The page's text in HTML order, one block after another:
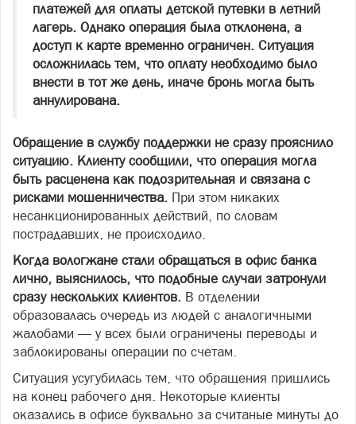
платежей для оплаты детской путевки в летний
лагерь. Однако операция была отклонена, а
доступ к карте временно ограничен. Ситуация
осложнилась тем, что оплату необходимо было
внести в тот же день, иначе бронь могла быть
аннулирована.
Обращение в службу поддержки не сразу прояснило
ситуацию. Клиенту сообщили, что операция могла
быть расценена как подозрительная и связана с
рисками мошенничества. При этом никаких
несанкционированных действий, по словам
пострадавших, не происходило.
Когда вологжане стали обращаться в офис банка
лично, выяснилось, что подобные случаи затронули
сразу нескольких клиентов. В отделении
образовалась очередь из людей с аналогичными
жалобами — у всех были ограничены переводы и
заблокированы операции по счетам.
Ситуация усугубилась тем, что обращения пришлись
на конец рабочего дня. Некоторые клиенты
оказались в офисе буквально за считаные минуты до